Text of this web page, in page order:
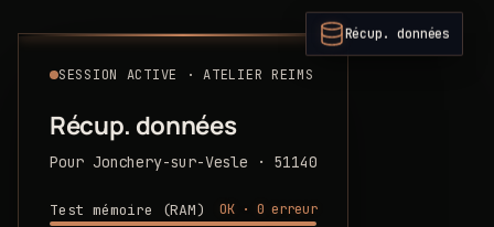
SESSION ACTIVE · ATELIER REIMS
Récup. données
Pour Jonchery-sur-Vesle · 51140
Test mémoire (RAM)
OK · 0 erreur
Récup. données